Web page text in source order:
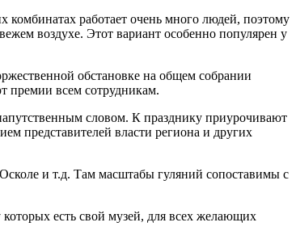
комбинатах работает очень много людей, поэтому
воздухе. Этот вариант особенно популярен у
обстановке на общем собрании
премии всем сотрудникам.
словом. К празднику приурочивают
представителей власти региона и других
и т.д. Там масштабы гуляний сопоставимы с
есть свой музей, для всех желающих